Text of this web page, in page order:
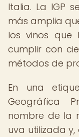
Italia. La IGP
más amplia
los vinos que
cumplir con
métodos de
En una
Geográfica
nombre de la
uva utilizada